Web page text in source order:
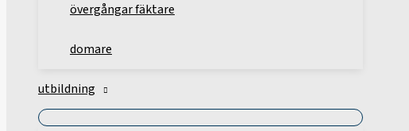
övergångar fäktare
domare
utbildning